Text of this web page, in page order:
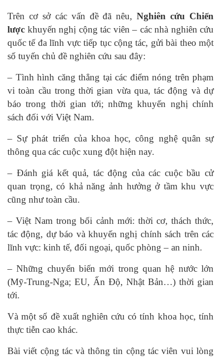
Trên cơ sở các vấn đề đã nêu,Nghiên cứu Chiến
lược khuyến nghị cộng tác viên – các nhà nghiên cứu
quốc tế đa lĩnh vực tiếp tục cộng tác, gửi bài theo một
số tuyến chủ đề nghiên cứu sau đây:
– Tình hình căng thẳng tại các điểm nóng trên phạm
vi toàn cầu trong thời gian vừa qua, tác động và dự
báo trong thời gian tới; những khuyến nghị chính
sách đối với Việt Nam.
– Sự phát triển của khoa học, công nghệ quân sự
thông qua các cuộc xung đột hiện nay.
– Đánh giá kết quả, tác động của các cuộc bầu cử
quan trọng, có khả năng ảnh hưởng ở tầm khu vực
cũng như toàn cầu.
– Việt Nam trong bối cảnh mới: thời cơ, thách thức,
tác động, dự báo và khuyến nghị chính sách trên các
lĩnh vực: kinh tế, đối ngoại, quốc phòng – an ninh.
– Những chuyển biến mới trong quan hệ nước lớn
(Mỹ-Trung-Nga; EU, Ấn Độ, Nhật Bản…) thời gian
tới.
Và một số đề xuất nghiên cứu có tính khoa học, tính
thực tiễn cao khác.
Bài viết cộng tác và thông tin cộng tác viên vui lòng